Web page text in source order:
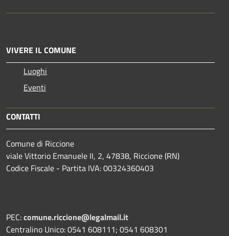
VIVERE IL COMUNE
Luoghi
Eventi
CONTATTI
Comune di Riccione
viale Vittorio Emanuele II, 2, 47838, Riccione (RN)
Codice Fiscale - Partita IVA: 00324360403
PEC:comune.riccione@legalmail.it
Centralino Unico: 0541 608111; 0541 608301